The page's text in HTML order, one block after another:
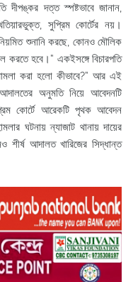
দীপঙ্কর দত্ত স্পষ্টভাবে জানান,
সুপ্রিম কোর্টের নয়।
শুনানি করছে, কোনও মৌলিক
করতে হবে।” একইসঙ্গে বিচারপতি
করা হলো কীভাবে?” আর এই
অনুমতি নিয়ে আবেদনটি
কোর্টে আরেকটি পৃথক আবেদন
ঘটনায় ন্যাজাট থানায় দায়ের
শীর্ষ আদালত খারিজের সিদ্ধান্ত